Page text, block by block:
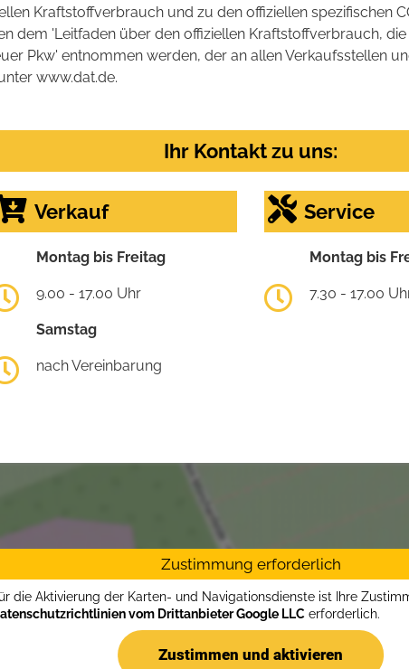
Kraftstoffverbrauch und zu den offiziellen spezifischen
dem 'Leitfaden über den offiziellen Kraftstoffverbrauch, die
Pkw' entnommen werden, der an allen Verkaufsstellen
www.dat.de.
Ihr Kontakt zu uns:
Verkauf
Montag bis Freitag
9.00 - 17.00 Uhr
Samstag
nach Vereinbarung
Service
Montag bis
7.30 - 17.00
Zustimmung erforderlich
die Aktivierung der Karten- und Navigationsdienste ist Ihre
vom Drittanbieter Google LLC erforderlich.
Zustimmen und aktivieren